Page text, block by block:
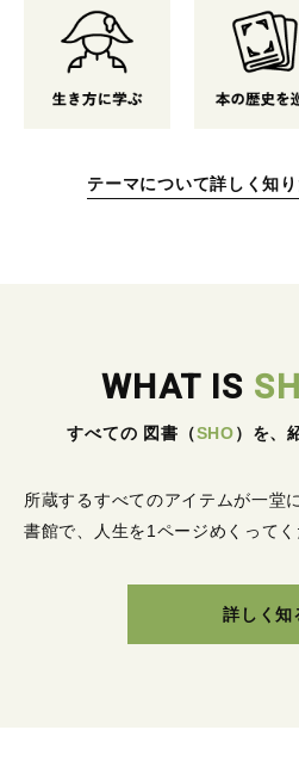
テーマについて詳しく知
WHAT IS
すべての 図書 （SHO） を、
所蔵するすべてのアイテムが一堂に
書館で、人生を1ページめくってく
詳しく知